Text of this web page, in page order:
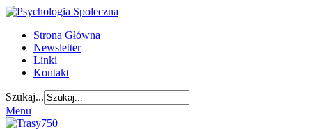
Strona Główna
Newsletter
Linki
Kontakt
Szukaj...
Menu